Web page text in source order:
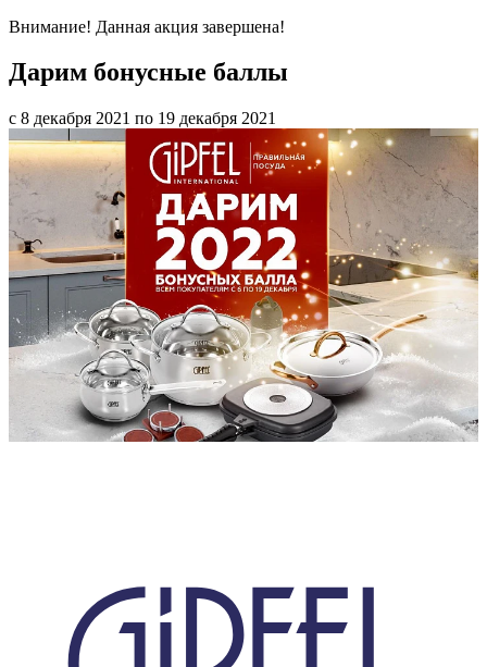
Внимание! Данная акция завершена!
Дарим бонусные баллы
с 8 декабря 2021 по 19 декабря 2021